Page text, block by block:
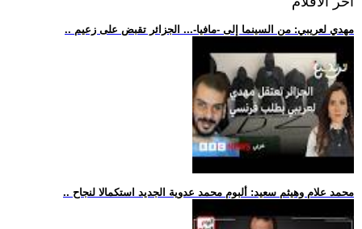
.. مهدي لعريبي: من السينما إلى -مافيا-... الجزائر تقبض على زعيم
.. محمد علام وهيثم سعيد: ألبوم محمد عدوية الجديد استكمالا لنجاح